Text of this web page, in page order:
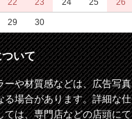
29 30
いて
ーや材質感などは、広告写真
る場合があります。詳細な仕
ては、専門店などの店頭にて